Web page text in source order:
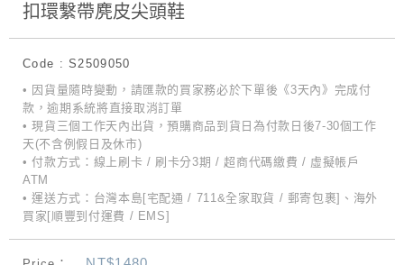
扣環繫帶麂皮尖頭鞋
Code : S2509050
• 因貨量隨時變動，請匯款的買家務必於下單後《3天內》完成付
款，逾期系統將直接取消訂單
• 現貨三個工作天內出貨，預購商品到貨日為付款日後7-30個工作
天(不含例假日及休市)
• 付款方式：線上刷卡 / 刷卡分3期 / 超商代碼繳費 / 虛擬帳戶
ATM
• 運送方式：台灣本島[宅配通 / 711&全家取貨 / 郵寄包裹]、海外
買家[順豐到付運費 / EMS]